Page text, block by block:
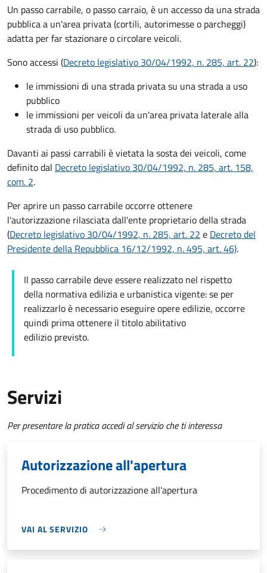
Un passo carrabile, o passo carraio, è un accesso da una strada
pubblica a un'area privata (cortili, autorimesse o parcheggi)
adatta per far stazionare o circolare veicoli.
Sono accessi (Decreto legislativo 30/04/1992, n. 285, art. 22):
le immissioni di una strada privata su una strada a uso
pubblico
le immissioni per veicoli da un'area privata laterale alla
strada di uso pubblico.
Davanti ai passi carrabili è vietata la sosta dei veicoli, come
definito dal Decreto legislativo 30/04/1992, n. 285, art. 158,
com. 2.
Per aprire un passo carrabile occorre ottenere
l'autorizzazione rilasciata dall'ente proprietario della strada
(Decreto legislativo 30/04/1992, n. 285, art. 22 e Decreto del
Presidente della Repubblica 16/12/1992, n. 495, art. 46).
Il passo carrabile deve essere realizzato nel rispetto
della normativa edilizia e urbanistica vigente: se per
realizzarlo è necessario eseguire opere edilizie, occorre
quindi prima ottenere il titolo abilitativo
edilizio previsto.
Servizi
Per presentare la pratica accedi al servizio che ti interessa
Autorizzazione all'apertura
Procedimento di autorizzazione all'apertura
VAI AL SERVIZIO